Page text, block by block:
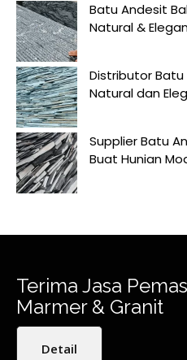
Batu Andesit
Natural &
Distributor Batu
Natural dan
Supplier Batu
Buat Hunian
Terima Jasa
Marmer & Granit
Detail